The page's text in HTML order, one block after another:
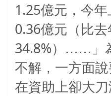
1.25億元，今
0.36億元（比
34.8%）……」
不解，一方面
在資助上卻大